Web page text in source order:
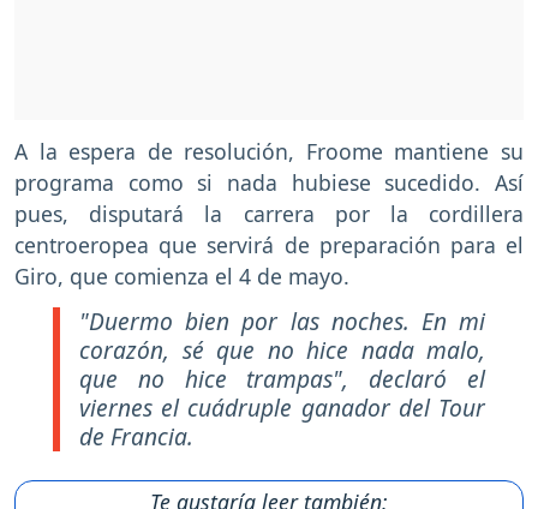
A la espera de resolución, Froome mantiene su
programa como si nada hubiese sucedido. Así
pues, disputará la carrera por la cordillera
centroeropea que servirá de preparación para el
Giro, que comienza el 4 de mayo.
"Duermo bien por las noches. En mi
corazón, sé que no hice nada malo,
que no hice trampas", declaró el
viernes el cuádruple ganador del Tour
de Francia.
Te gustaría leer también: